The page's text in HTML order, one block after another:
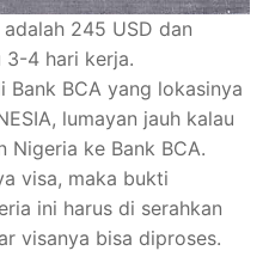
245 USD dan
3-4 hari kerja.
Bank BCA yang lokasinya
lumayan jauh kalau
Nigeria ke Bank BCA.
visa, maka bukti
ini harus di serahkan
visanya bisa diproses.